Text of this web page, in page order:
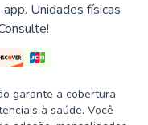
Unidades físicas
garante a cobertura
à saúde. Você